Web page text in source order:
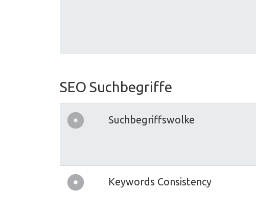
SEO Suchbegriffe
Suchbegriffswolke
Keywords Consistency